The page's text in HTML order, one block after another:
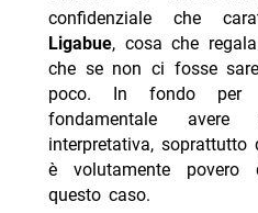
confidenziale che
Ligabue, cosa che
che se non ci fosse
poco. In fondo per
fondamentale
interpretativa, soprattutto
è volutamente
questo caso.